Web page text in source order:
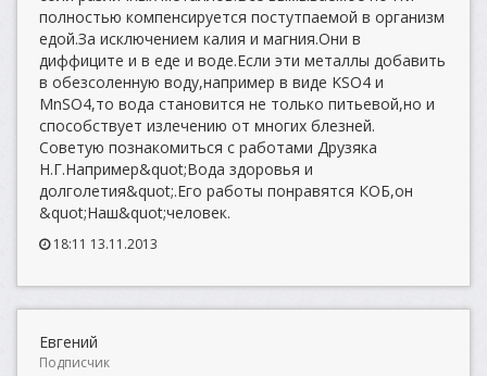
полностью компенсируется постутпаемой в организм
едой.За исключением калия и магния.Они в
диффиците и в еде и воде.Если эти металлы добавить
в обезсоленную воду,например в виде KSO4 и
MnSO4,то вода становится не только питьевой,но и
способствует излечению от многих блезней.
Советую познакомиться с работами Друзяка
Н.Г.Например&quot;Вода здоровья и
долголетия&quot;.Его работы понравятся КОБ,он
&quot;Наш&quot;человек.
18:11 13.11.2013
Евгений
Подписчик